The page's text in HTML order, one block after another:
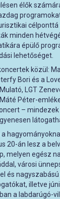
élők
célponttá
minden
épülő
lehetőséget.
közül:
Bori és a
LGT
Péter-
–
20-án lesz a
melyen egész
városi
és
illetve
a labdarúgó-